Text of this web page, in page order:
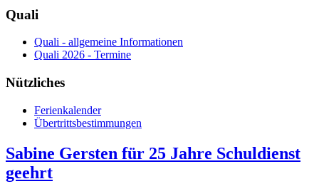
Quali
Quali - allgemeine Informationen
Quali 2026 - Termine
Nützliches
Ferienkalender
Übertrittsbestimmungen
Sabine Gersten für 25 Jahre Schuldienst
geehrt